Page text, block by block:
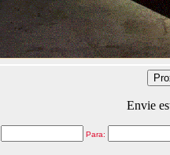
Envie
Para: